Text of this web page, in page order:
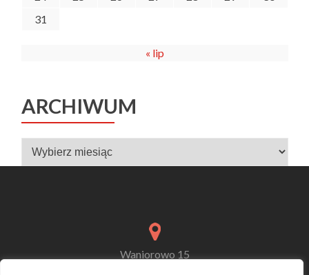
31
« lip
ARCHIWUM
Archiwum
Waniorowo 15